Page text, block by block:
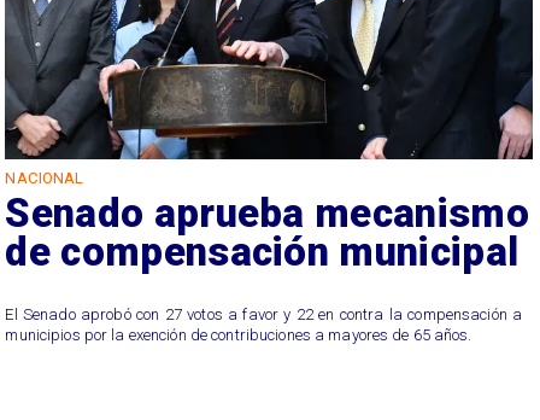
NACIONAL
Senado aprueba mecanismo
de compensación municipal
El Senado aprobó con 27 votos a favor y 22 en contra la compensación a
municipios por la exención de contribuciones a mayores de 65 años.